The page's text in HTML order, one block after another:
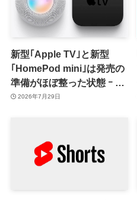
新型｢Apple TV｣と新型
｢HomePod mini｣は発売の
準備がほぼ整った状態 ｰ 今
秋に発売へ
2026年7月29日